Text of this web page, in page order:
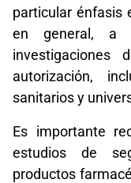
particular énfasis
en general, a
autorización,
sanitarios y
Es importante
estudios de
productos